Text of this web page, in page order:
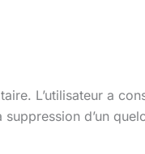
L’utilisateur a
d’un